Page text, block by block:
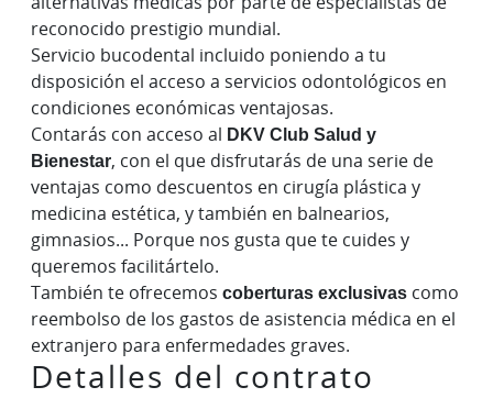
reconocido prestigio mundial.
Servicio bucodental incluido poniendo a tu
disposición el acceso a servicios odontológicos en
condiciones económicas ventajosas.
Contarás con acceso al DKV Club Salud y
Bienestar, con el que disfrutarás de una serie de
ventajas como descuentos en cirugía plástica y
medicina estética, y también en balnearios,
gimnasios... Porque nos gusta que te cuides y
queremos facilitártelo.
También te ofrecemos coberturas exclusivascomo
reembolso de los gastos de asistencia médica en el
extranjero para enfermedades graves.
Detalles del contrato